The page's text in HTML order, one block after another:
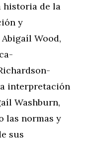
historia de la
y
Wood,
interpretación
Washburn,
las normas y
sus